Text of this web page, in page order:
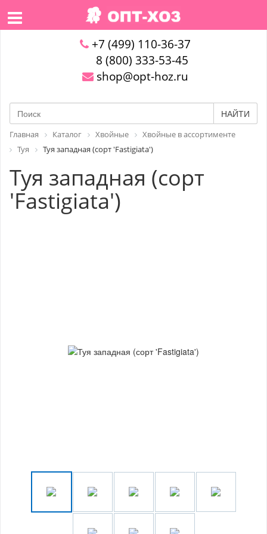
+7 (499) 110-36-37
8 (800) 333-53-45
shop@opt-hoz.ru
НАЙТИ
Главная Каталог Хвойные
Хвойные в ассортименте
Туя
Туя западная (сорт 'Fastigiata')
Туя западная (сорт
'Fastigiata')